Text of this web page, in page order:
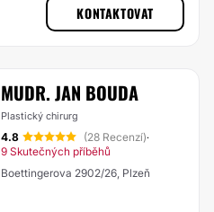
KONTAKTOVAT
MUDR. JAN BOUDA
Plastický chirurg
4.8 (28 Recenzí)·
9 Skutečných příběhů
Boettingerova 2902/26, Plzeň